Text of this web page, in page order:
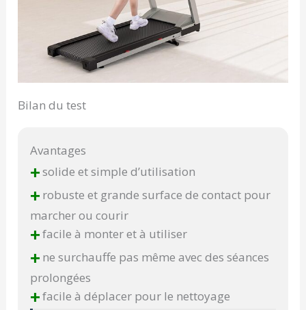
Bilan du test
Avantages
+solide et simple d’utilisation
+ robuste et grande surface de contact pour
marcher ou courir
+facile à monter et à utiliser
+ ne surchauffe pas même avec des séances
prolongées
+facile à déplacer pour le nettoyage